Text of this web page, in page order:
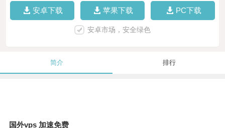
安卓下载 苹果下载 PC下载
安卓市场，安全绿色
简介 排行
国外vps 加速免费